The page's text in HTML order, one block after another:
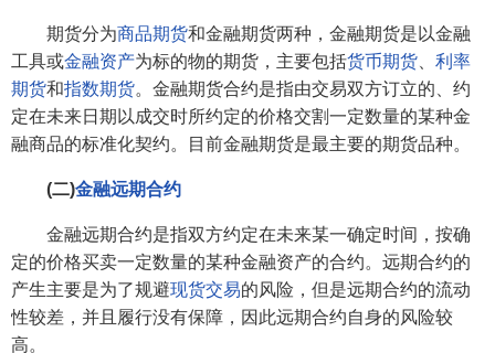
期货分为商品期货和金融期货两种，金融期货是以金融
工具或金融资产为标的物的期货，主要包括货币期货
利率
期货和指数期货。金融期货合约是指由交易双方订立的、约
定在未来日期以成交时所约定的价格交割一定数量的某种金
融商品的标准化契约。目前金融期货是最主要的期货品种。
(二)金融远期合约
金融远期合约是指双方约定在未来某一确定时间，按确
定的价格买卖一定数量的某种金融资产的合约。远期合约的
产生主要是为了规避现货交易的风险，但是远期合约的流动
性较差，并且履行没有保障，因此远期合约自身的风险较
高。